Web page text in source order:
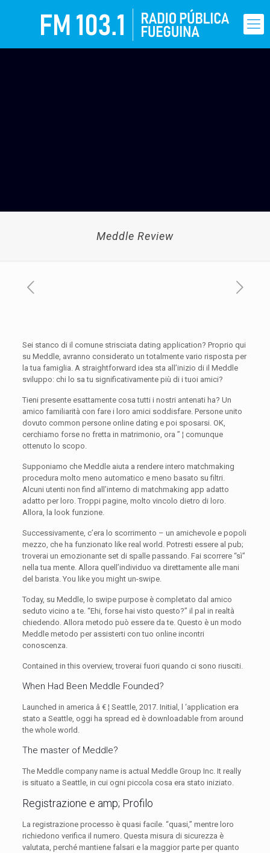
Meddle Review
Sei stanco di il comune strisciata dating application? Proprio qui
su Meddle, avranno considerato un totalmente vario risposta per
la tua famiglia. A straightforward idea sta all’inizio di il Meddle
sviluppo: chi lo sa tu significativamente più di i tuoi amici?
Tieni presente esattamente cosa tutti i nostri antenati ha? Un
amico familiarità con fare i loro amici soddisfare. Persone unito
dovuto common persone online dating e poi sposarsi. OK,
cerchiamo forse no fretta in matrimonio, ora ” ¦ comunque
ottenuto lo scopo.
Supponiamo che Meddle aiuta a rendere intero matchmaking
procedura molto meno automatico e meno basato su filtri.
Alcuni utenti non find all’interno di matchmaking app adatto
adatto per loro. Troppi pagine, molto vincolo dietro di loro.
Allora, la look funzione.
Successivamente, c’era lo scorrimento – un amichevole e popoli
mezzo, che ha funzionato like real world. Potresti essere al pub;
troverai un emozionante set di spalle passando. Fai scorrere “sì”
nella tua mente. Allora quell’individuo va direttamente alle mani
del barista. You like you might un-swipe.
Today, su Meddle, lo swipe purpose è completato dal amico
seduto vicino a te. “Ehi, forse hai visto questo?” il pal in realtà
chiedendo. Allora metodo può essere da te. Questo è un modo
Meddle metodo per assisterti con tuo online incontri
conoscenza.
Contained in this overview, troverai fuori quando ci sono riusciti.
When Had Been Meddle Founded?
Launched in america â € ¦ Seattle, 2017. Initial, l ‘application era
stato a Seattle, oggi ha spread ed è downloadable from around
the whole world.
The master of Meddle?
The Meddle company name is actual Meddle Group Inc. It really
is situato a Seattle, in cui ogni piccola cosa era stato iniziato.
Registrazione e amp; Profilo
La registrazione processo è quasi facile. “quasi,” mentre loro
richiedono verifica il numero. Questa misura di sicurezza è
valutata, perché mantiene falsari e la maggior parte per quanto